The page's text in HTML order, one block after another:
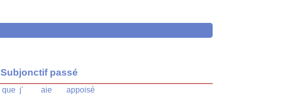
Subjonctif passé
que j' aie
appoisé